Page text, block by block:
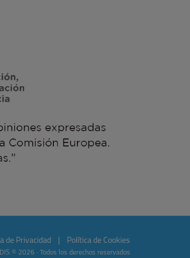
de Privacidad Política de Cookies
© 2026 · Todos los derechos reservados